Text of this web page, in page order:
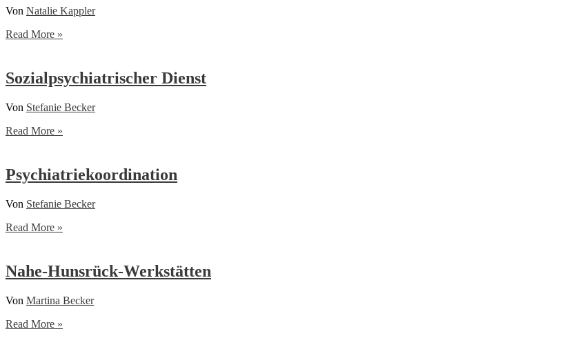
Von Natalie Kappler
Sexuelle
Read More »
Sozialpsychiatrischer Dienst
Von Stefanie Becker
Sozialpsychiatrischer
Read More »
Psychiatriekoordination
Von Stefanie Becker
Psychiatriekoordination
Read More »
Nahe-Hunsrück-Werkstätten
Von Martina Becker
Nahe-
Read More »